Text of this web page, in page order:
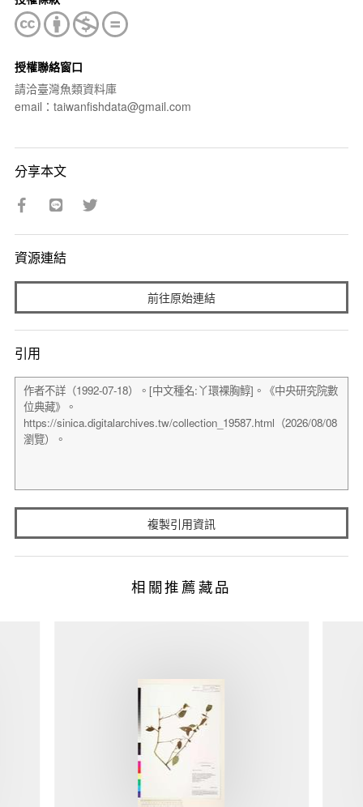
授權聯絡窗口
請洽臺灣魚類資料庫
email：taiwanfishdata@gmail.com
分享本文
資源連結
前往原始連結
引用
複製引用資訊
相關推薦藏品